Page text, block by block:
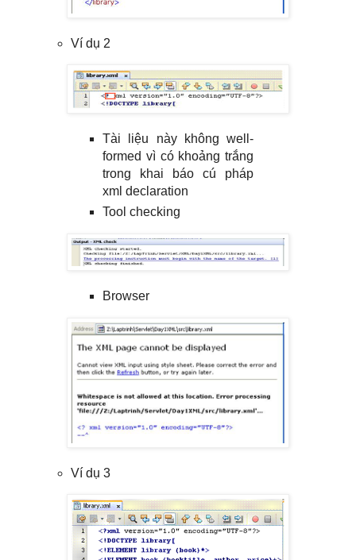
Ví dụ 2
Tài liệu này không well-
formed vì có khoảng trắng
trong khai báo cú pháp
xml declaration
Tool checking
Browser
Ví dụ 3